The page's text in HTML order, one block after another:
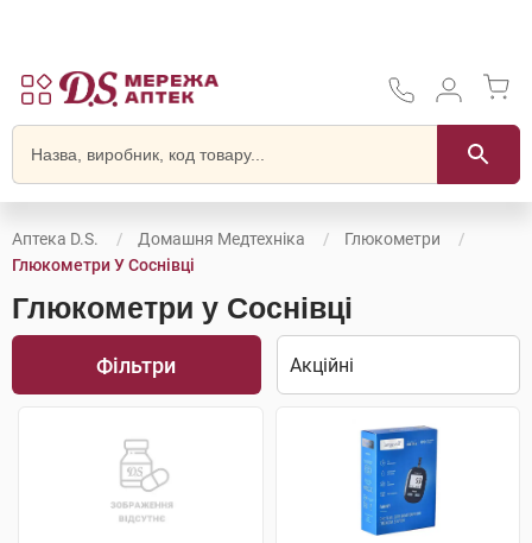
Аптека D.S. Домашня Медтехніка
Глюкометри
Глюкометри У Соснівці
Глюкометри у Соснівці
Фільтри